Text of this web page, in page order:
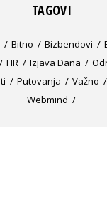
TAGOVI
Bitno Bizbendovi
HR Izjava Dana
Putovanja Važno
Webmind